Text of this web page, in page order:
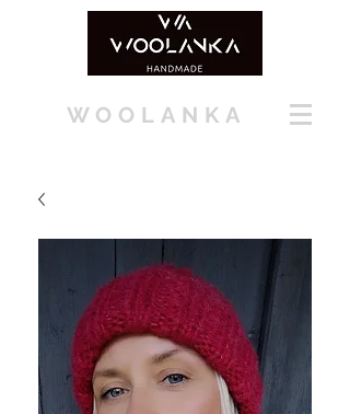
WOOLANKA